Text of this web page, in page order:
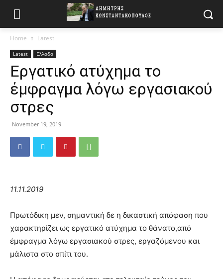
Home Latest
Latest Ελλαδα
Εργατικό ατύχημα το
έμφραγμα λόγω εργασιακού
στρες
November 19, 2019
11.11.2019
Πρωτόδικη μεν, σημαντική δε η δικαστική απόφαση που
χαρακτηρίζει ως εργατικό ατύχημα το θάνατο,από
έμφραγμα λόγω εργασιακού στρες, εργαζόμενου και
μάλιστα στο σπίτι του.